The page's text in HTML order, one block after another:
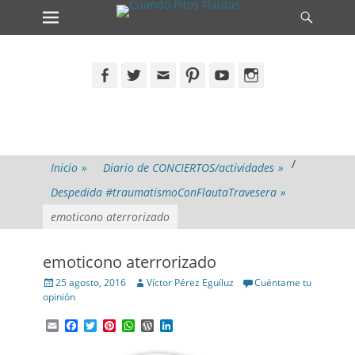
Skip
Primary Menu
Facebook
Twitter EmailPinterestYouTubeInstagram
Inicio » Diario de CONCIERTOS/actividades » /
Despedida #traumatismoConFlautaTravesera »
emoticono aterrorizado
emoticono aterrorizado
Posted
on
25 agosto, 2016 Author
Víctor Pérez Eguíluz
Cuéntame tu
opinión
EmailFacebook
TwitterPinterest
WhatsApp
WordPress